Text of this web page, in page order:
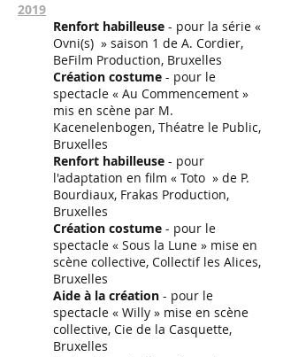
2019
Renfort habilleuse - pour la série «
Ovni(s) » saison 1 de A. Cordier,
BeFilm Production, Bruxelles
Création costume - pour le
spectacle « Au Commencement »
mis en scène par M.
Kacenelenbogen, Théatre le Public,
Bruxelles
Renfort habilleuse - pour
l'adaptation en film « Toto » de P.
Bourdiaux, Frakas Production,
Bruxelles
Création costume - pour le
spectacle « Sous la Lune » mise en
scène collective, Collectif les Alices,
Bruxelles
Aide à la création - pour le
spectacle « Willy » mise en scène
collective, Cie de la Casquette,
Bruxelles